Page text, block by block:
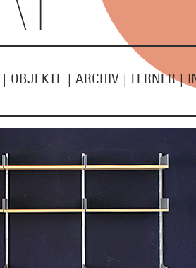
| OBJEKTE | ARCHIV | FERNER |